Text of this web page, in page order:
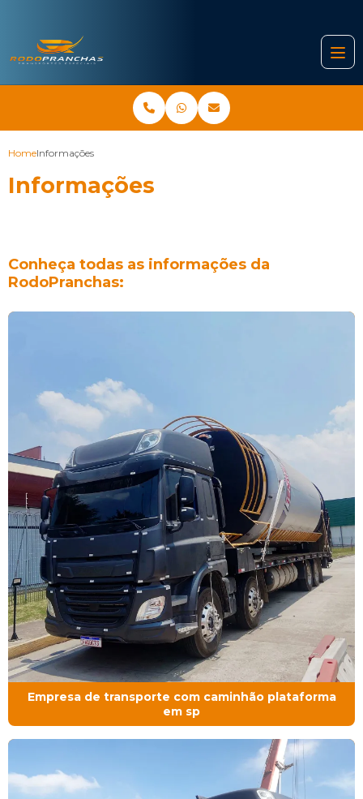
HomeInformações
Informações
Conheça todas as informações da
RodoPranchas:
Empresa de transporte com caminhão plataforma
em sp